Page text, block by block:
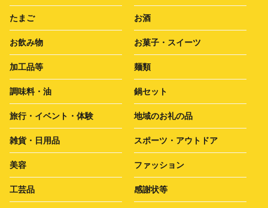
たまご お酒
お飲み物 お菓子・スイーツ
加工品等 麺類
調味料・油 鍋セット
旅行・イベント・体験 地域のお礼の品
雑貨・日用品 スポーツ・アウトドア
美容 ファッション
工芸品 感謝状等